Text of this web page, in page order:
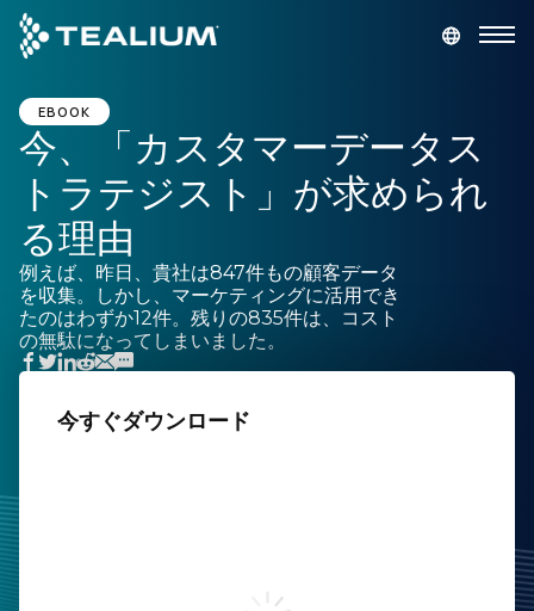
main
content
プラットフォーム
ソリューション
業種
EBOOK
今、「カスタマーデータス
トラテジスト」が求められ
る理由
例えば、昨日、貴社は847件もの顧客データ
を収集。しかし、マーケティングに活用でき
たのはわずか12件。残りの835件は、コスト
の無駄になってしまいました。
今すぐダウンロード